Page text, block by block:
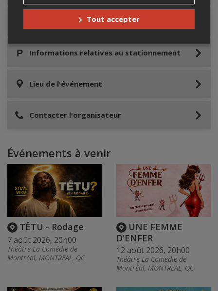
Accès au site de l'événement
Informations relatives au stationnement
Lieu de l'événement
Contacter l'organisateur
Événements à venir
TÊTU - Rodage
7 août 2026, 20h00
Théâtre La Comédie de
Montréal, MONTREAL, QC
UNE FEMME
D'ENFER
12 août 2026, 20h00
Théâtre La Comédie de
Montréal, MONTREAL, QC
Tout accepter